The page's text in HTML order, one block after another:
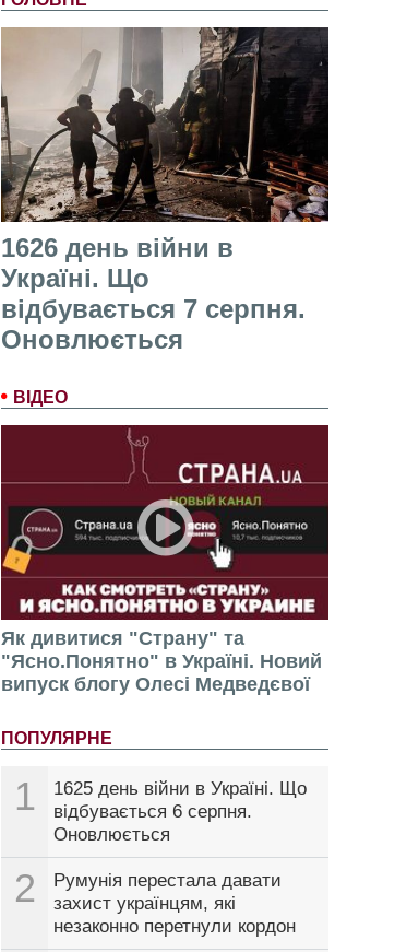
1626 день війни в
Україні. Що
відбувається 7 серпня.
Оновлюється
ВІДЕО
Як дивитися "Страну" та
"Ясно.Понятно" в Україні. Новий
випуск блогу Олесі Медведєвої
ПОПУЛЯРНЕ
1
1625 день війни в Україні. Що
відбувається 6 серпня.
Оновлюється
2
Румунія перестала давати
захист українцям, які
незаконно перетнули кордон